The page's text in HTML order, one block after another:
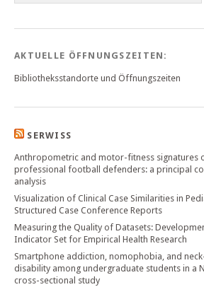
AKTUELLE ÖFFNUNGSZEITEN:
Bibliotheksstandorte und Öffnungszeiten
SERWISS
Anthropometric and motor-fitness signatures
professional football defenders: a principal
analysis
Visualization of Clinical Case Similarities in
Structured Case Conference Reports
Measuring the Quality of Datasets:
Indicator Set for Empirical Health Research
Smartphone addiction, nomophobia, and
disability among undergraduate students in a
cross-sectional study